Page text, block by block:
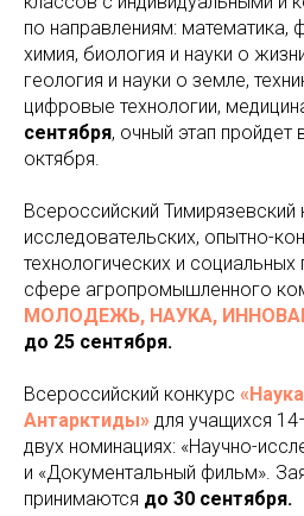
по направлениям: математика,
химия, биология и науки о
геология и науки о земле,
цифровые технологии,
сентября, очный этап
октября.
Всероссийский Тимирязевский
исследовательских, опытно-
технологических и
сфере агропромышленного
МОЛОДЕЖЬ, НАУКА,
до 25 сентября.
Всероссийский конкурс
Антарктиды» для учащихся
двух номинациях: «Научно-
и «Документальный фильм».
принимаются до 30 сентября.